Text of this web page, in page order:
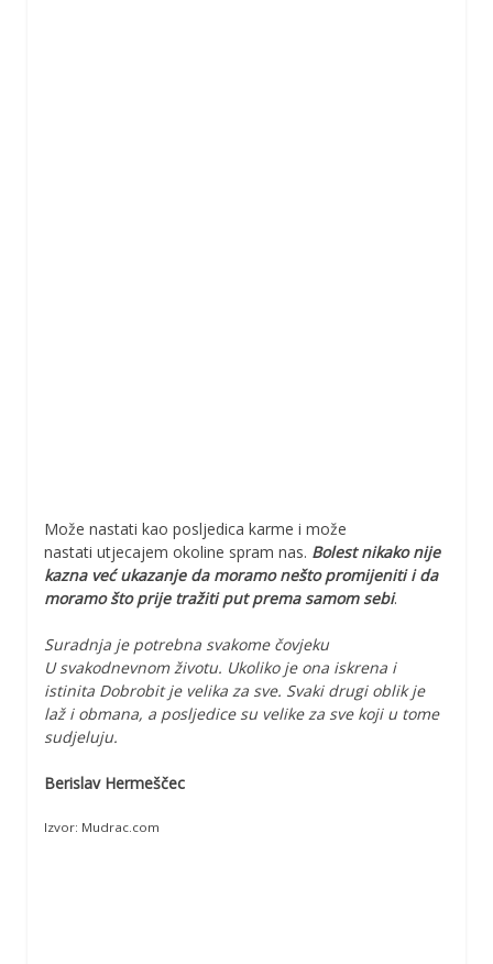
Može nastati kao posljedica karme i može
nastati utjecajem okoline spram nas. Bolest nikako nije
kazna već ukazanje da moramo nešto promijeniti i da
moramo što prije tražiti put prema samom sebi.
Suradnja je potrebna svakome čovjeku
U svakodnevnom životu. Ukoliko je ona iskrena i
istinita Dobrobit je velika za sve. Svaki drugi oblik je
laž i obmana, a posljedice su velike za sve koji u tome
sudjeluju.
Berislav Hermeščec
Izvor: Mudrac.com